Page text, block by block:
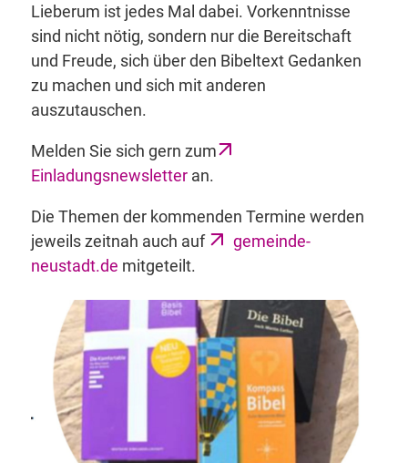
Lieberum ist jedes Mal dabei. Vorkenntnisse
sind nicht nötig, sondern nur die Bereitschaft
und Freude, sich über den Bibeltext Gedanken
zu machen und sich mit anderen
auszutauschen.
Melden Sie sich gern zum
Einladungsnewsletteran.
Die Themen der kommenden Termine werden
jeweils zeitnah auch auf
gemeinde-
neustadt.de mitgeteilt.